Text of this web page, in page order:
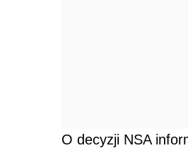
O decyzji NSA